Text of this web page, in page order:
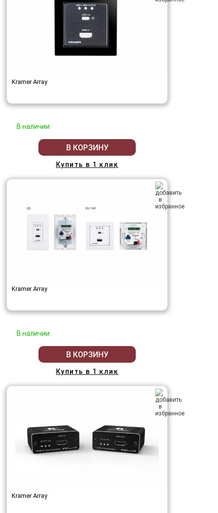
Kramer Array
В наличии
В КОРЗИНУ
Купить в 1 клик
Kramer Array
В наличии
В КОРЗИНУ
Купить в 1 клик
Kramer Array